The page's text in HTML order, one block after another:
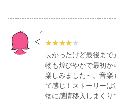
長かったけど最後ま
物も煌びやかで最初か
楽しみました～。音楽
て感じ！ストーリー
物に感情移入しまくり